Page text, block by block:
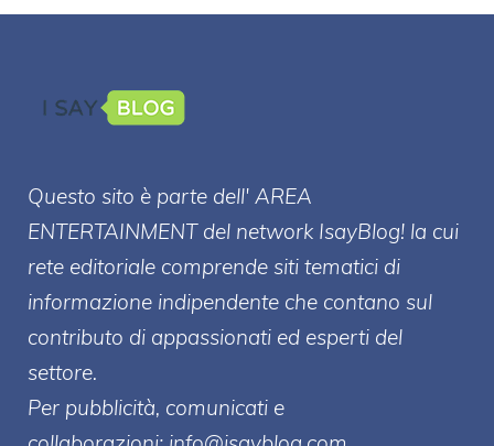
Questo sito è parte dell' AREA
ENTERTAINMENT del network IsayBlog! la cui
rete editoriale comprende siti tematici di
informazione indipendente che contano sul
contributo di appassionati ed esperti del
settore.
Per pubblicità, comunicati e